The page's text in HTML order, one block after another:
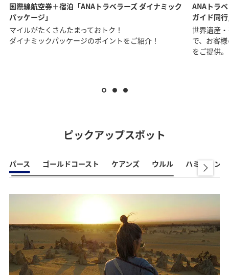
国際線航空券＋宿泊「ANAトラベラーズ ダイナミック
パッケージ」
マイルがたくさんたまっておトク！
ダイナミックパッケージのポイントをご紹介！
ANAトラ
ガイド同
世界遺産
で、お客
をご提供。
ピックアップスポット
パース ゴールドコースト ケアンズ ウルル ハミルトン島